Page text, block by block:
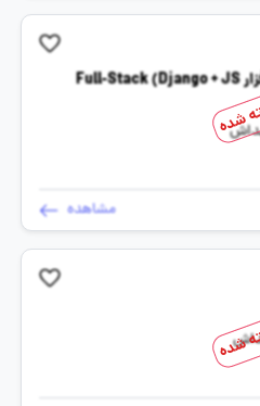
مهندس ارشد نرم‌افزار Full-Stack (Django + JS
مشاهده
شده
شده